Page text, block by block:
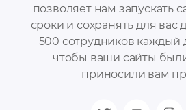
позволяет нам запускать
сроки и сохранять для вас
500 сотрудников каждый
чтобы ваши сайты
приносили вам